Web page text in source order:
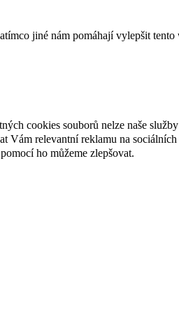
jiné nám pomáhají vylepšit
cookies souborů nelze naše
Vám relevantní reklamu na
ho můžeme zlepšovat.